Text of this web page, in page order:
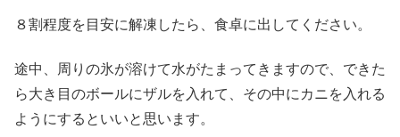
８割程度を目安に解凍したら、食卓に出してください。
途中、周りの氷が溶けて水がたまってきますので、できた
ら大き目のボールにザルを入れて、その中にカニを入れる
ようにするといいと思います。